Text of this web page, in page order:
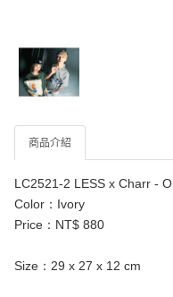
商品介紹
LC2521-2 LESS x Charr -
Color：Ivory
Price：NT$ 880
Size：29 x 27 x 12 cm